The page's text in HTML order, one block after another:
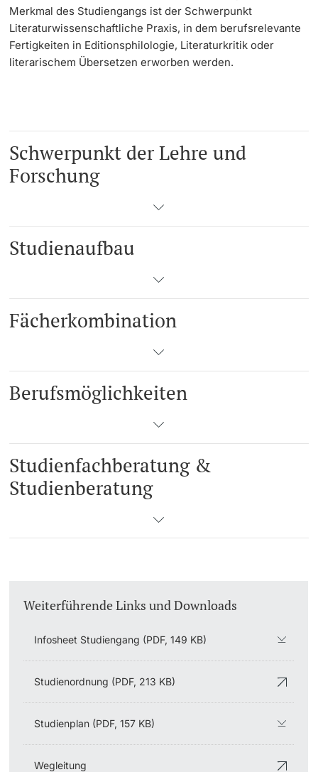
Merkmal des Studiengangs ist der Schwerpunkt
Literaturwissenschaftliche Praxis, in dem berufsrelevante
Fertigkeiten in Editionsphilologie, Literaturkritik oder
literarischem Übersetzen erworben werden.
Schwerpunkt der Lehre und
Forschung
Studienaufbau
Fächerkombination
Berufsmöglichkeiten
Studienfachberatung &
Studienberatung
Weiterführende Links und Downloads
Infosheet Studiengang (PDF, 149 KB)
Studienordnung (PDF, 213 KB)
Studienplan (PDF, 157 KB)
Wegleitung